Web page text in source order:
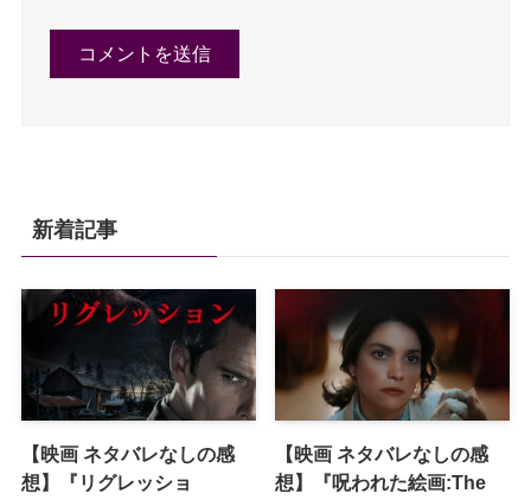
新着記事
【映画 ネタバレなしの感
想】『リグレッショ
【映画 ネタバレなしの感
想】『呪われた絵画:The